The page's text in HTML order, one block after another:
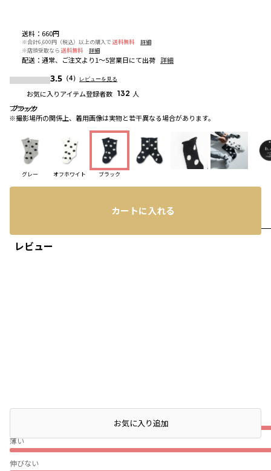
ブラック
※撮影場所の関係上、着用画像は実物と若干異なる場合があります。
ブラック
ブラック
グレー オフホワイト ブラック
レビュー
薄い
伸びない
送料 ： 660円
※合計6,600円（税込）以上の購入で 送料無料
詳細
※店頭受取なら 送料無料 詳細
配送 ： 通常、ご注文より1～5営業日にて出荷 詳細
3.5 （4） レビューを見る
お気に入りアイテム登録者数 132 人
カートに入れる
お気に入り追加